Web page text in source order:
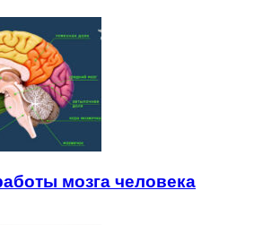
мозга человека